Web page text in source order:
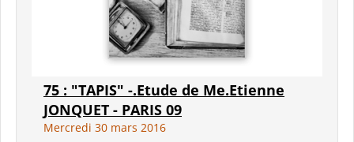
75 : "TAPIS" -.Etude de Me.Etienne
JONQUET - PARIS 09
Mercredi 30 mars 2016